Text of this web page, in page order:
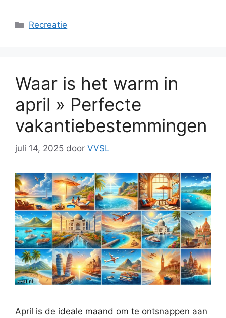
Categorieën
Recreatie
Waar is het warm in
april » Perfecte
vakantiebestemmingen
juli 14, 2025 door VVSL
April is de ideale maand om te ontsnappen aan